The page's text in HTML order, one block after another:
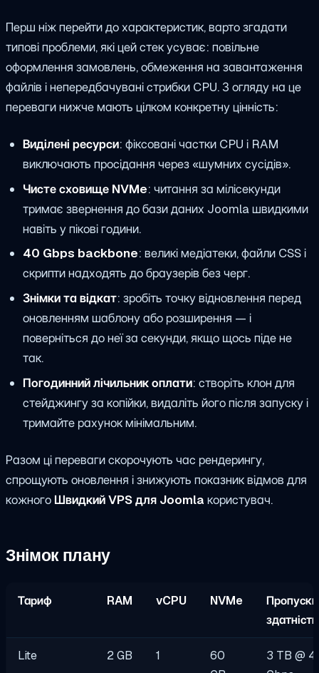
Перш ніж перейти до характеристик, варто згадати
типові проблеми, які цей стек усуває: повільне
оформлення замовлень, обмеження на завантаження
файлів і непередбачувані стрибки CPU. З огляду на це
переваги нижче мають цілком конкретну цінність:
Виділені ресурси: фіксовані частки CPU і RAM
виключають просідання через «шумних сусідів».
Чисте сховище NVMe: читання за мілісекунди
тримає звернення до бази даних Joomla швидкими
навіть у пікові години.
40 Gbps backbone: великі медіатеки, файли CSS і
скрипти надходять до браузерів без черг.
Знімки та відкат: зробіть точку відновлення перед
оновленням шаблону або розширення — і
поверніться до неї за секунди, якщо щось піде не
так.
Погодинний лічильник оплати: створіть клон для
стейджингу за копійки, видаліть його після запуску і
тримайте рахунок мінімальним.
Разом ці переваги скорочують час рендерингу,
спрощують оновлення і знижують показник відмов для
кожного Швидкий VPS для Joomla користувач.
Знімок плану
Тариф RAM vCPU NVMe
здатність
Lite 2 GB 1
60
3 TB @